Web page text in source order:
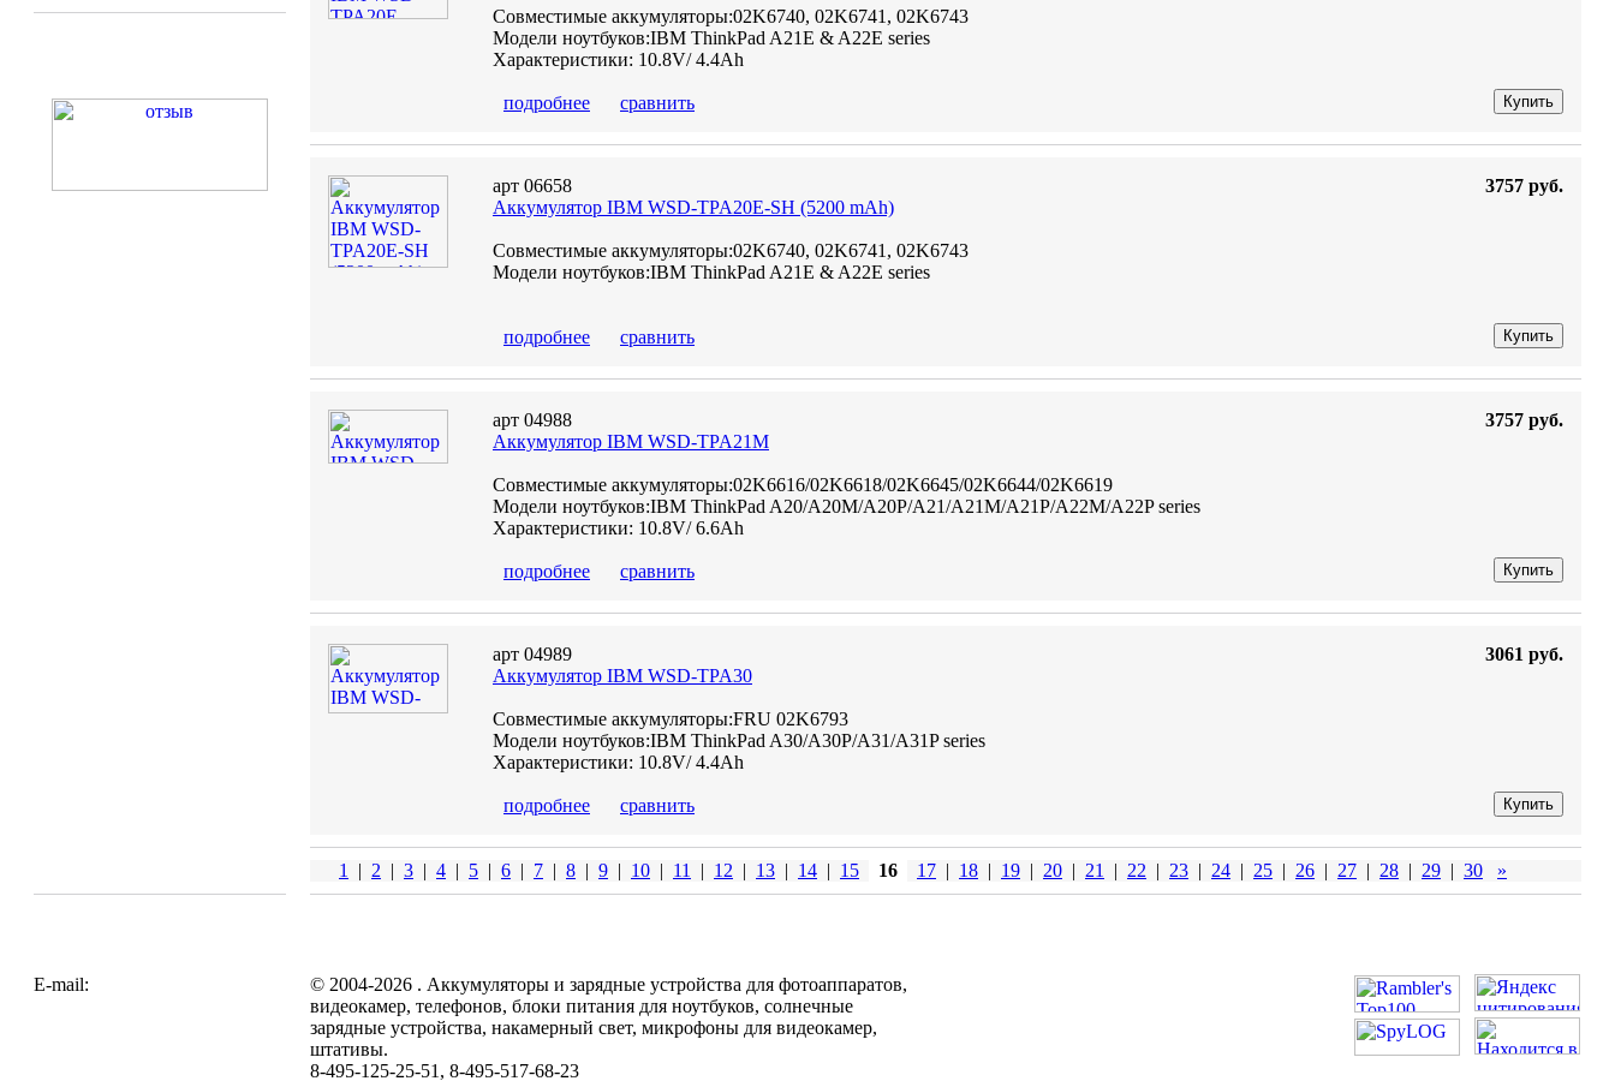
Совместимые аккумуляторы:02K6740, 02K6741, 02K6743
Модели ноутбуков:IBM ThinkPad A21E & A22E series
Характеристики: 10.8V/ 4.4Ah
подробнее сравнить Купить
арт 06658
Аккумулятор IBM WSD-TPA20E-SH (5200 mAh)
Совместимые аккумуляторы:02K6740, 02K6741, 02K6743
Модели ноутбуков:IBM ThinkPad A21E & A22E series
подробнее сравнить
3757 руб.
Купить
арт 04988
Аккумулятор IBM WSD-TPA21M
Совместимые аккумуляторы:02K6616/02K6618/02K6645/02K6644/02K6619
Модели ноутбуков:IBM ThinkPad A20/A20M/A20P/A21/A21M/A21P/A22M/A22P series
Характеристики: 10.8V/ 6.6Ah
подробнее сравнить
3757 руб.
Купить
арт 04989
Аккумулятор IBM WSD-TPA30
Совместимые аккумуляторы:FRU 02K6793
Модели ноутбуков:IBM ThinkPad A30/A30P/A31/A31P series
Характеристики: 10.8V/ 4.4Ah
подробнее сравнить
3061 руб.
Купить
1 | 2 | 3 | 4 | 5 | 6 | 7 | 8 | 9 | 10 | 11 | 12 | 13 | 14 | 15 16 17 | 18 | 19 | 20 | 21 | 22 | 23 | 24 | 25 | 26 | 27 | 28 | 29 | 30 »
E-mail:
© 2004-2026 . Аккумуляторы и зарядные устройства для фотоаппаратов,
видеокамер, телефонов, блоки питания для ноутбуков, солнечные
зарядные устройства, накамерный свет, микрофоны для видеокамер,
штативы.
8-495-125-25-51, 8-495-517-68-23